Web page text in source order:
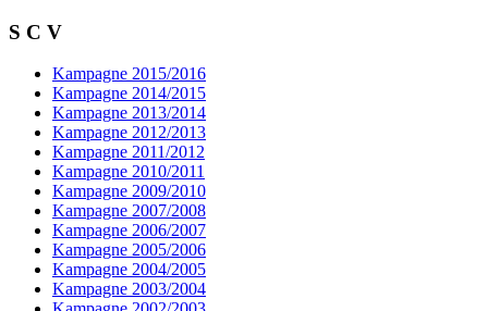
S C V
Kampagne 2015/2016
Kampagne 2014/2015
Kampagne 2013/2014
Kampagne 2012/2013
Kampagne 2011/2012
Kampagne 2010/2011
Kampagne 2009/2010
Kampagne 2007/2008
Kampagne 2006/2007
Kampagne 2005/2006
Kampagne 2004/2005
Kampagne 2003/2004